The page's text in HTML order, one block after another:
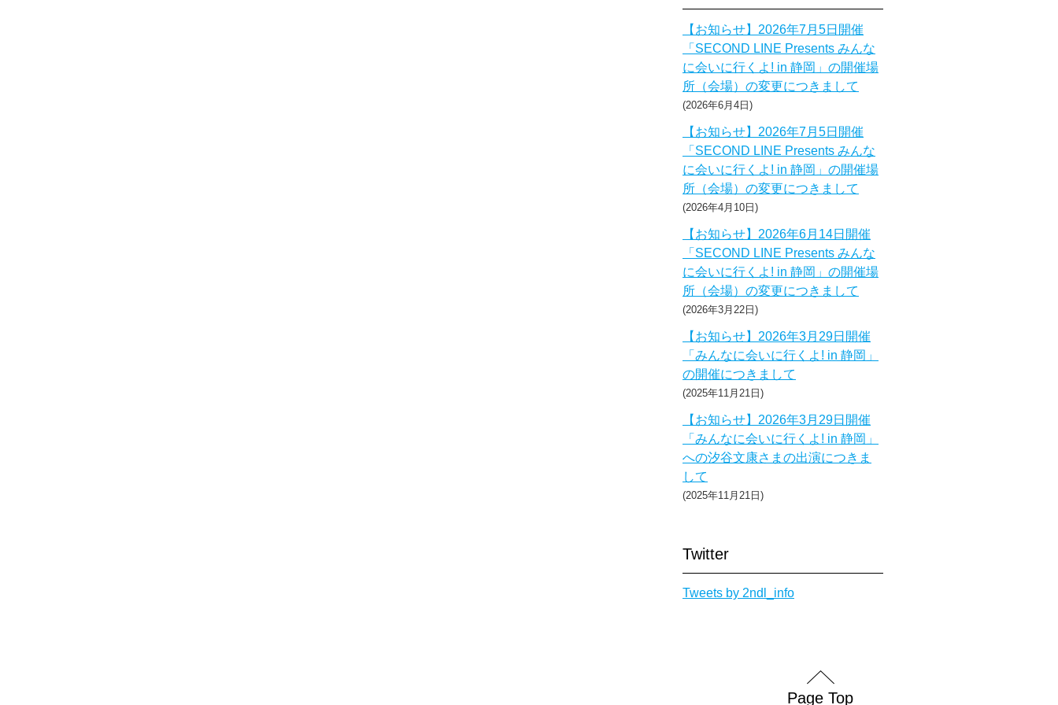
【お知らせ】2026年7月5日開催
「SECOND LINE Presents みんな
に会いに行くよ! in 静岡」の開催場
所（会場）の変更につきまして
2026年6月4日
【お知らせ】2026年7月5日開催
「SECOND LINE Presents みんな
に会いに行くよ! in 静岡」の開催場
所（会場）の変更につきまして
2026年4月10日
【お知らせ】2026年6月14日開催
「SECOND LINE Presents みんな
に会いに行くよ! in 静岡」の開催場
所（会場）の変更につきまして
2026年3月22日
【お知らせ】2026年3月29日開催
「みんなに会いに行くよ! in 静岡」
の開催につきまして
2025年11月21日
【お知らせ】2026年3月29日開催
「みんなに会いに行くよ! in 静岡」
への汐谷文康さまの出演につきま
して
2025年11月21日
Twitter
Tweets by 2ndl_info
Page Top